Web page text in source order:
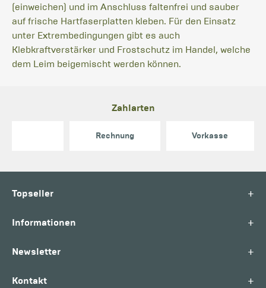
(einweichen) und im Anschluss faltenfrei und sauber
auf frische Hartfaserplatten kleben. Für den Einsatz
unter Extrembedingungen gibt es auch
Klebkraftverstärker und Frostschutz im Handel, welche
dem Leim beigemischt werden können.
Zahlarten
Rechnung Vorkasse
Topseller +
Informationen +
Newsletter +
Kontakt +